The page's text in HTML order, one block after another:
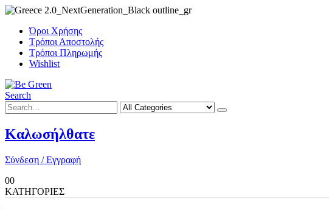
Όροι Χρήσης
Τρόποι Αποστολής
Τρόποι Πληρωμής
Wishlist
Search
Καλωσήλθατε
Σύνδεση / Εγγραφή
00
ΚΑΤΗΓΟΡΙΕΣ